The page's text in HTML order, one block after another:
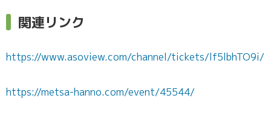
関連リンク
https://www.asoview.com/channel/tickets/lf5lbhTO9i/
https://metsa-hanno.com/event/45544/